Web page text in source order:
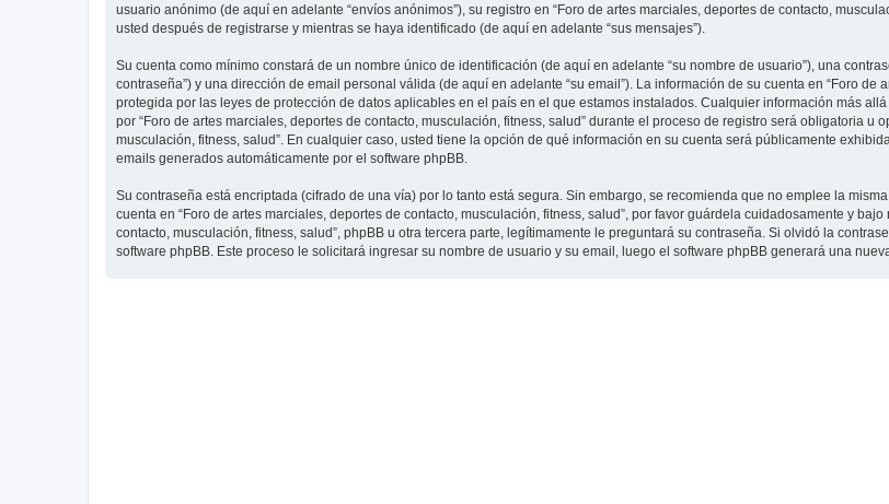
usuario anónimo (de aquí en adelante “envíos anónimos”), su registro en “Foro de artes marciales, deportes de contacto,
usted después de registrarse y mientras se haya identificado (de aquí en adelante “sus mensajes”).
Su cuenta como mínimo constará de un nombre único de identificación (de aquí en adelante “su nombre de usuario”), una
contraseña”) y una dirección de email personal válida (de aquí en adelante “su email”). La información de su cuenta en “Foro
protegida por las leyes de protección de datos aplicables en el país en el que estamos instalados. Cualquier información más
por “Foro de artes marciales, deportes de contacto, musculación, fitness, salud” durante el proceso de registro será obligatoria u
musculación, fitness, salud”. En cualquier caso, usted tiene la opción de qué información en su cuenta será públicamente
emails generados automáticamente por el software phpBB.
Su contraseña está encriptada (cifrado de una vía) por lo tanto está segura. Sin embargo, se recomienda que no emplee la
cuenta en “Foro de artes marciales, deportes de contacto, musculación, fitness, salud”, por favor guárdela cuidadosamente y
contacto, musculación, fitness, salud”, phpBB u otra tercera parte, legítimamente le preguntará su contraseña. Si olvidó la
software phpBB. Este proceso le solicitará ingresar su nombre de usuario y su email, luego el software phpBB generará una